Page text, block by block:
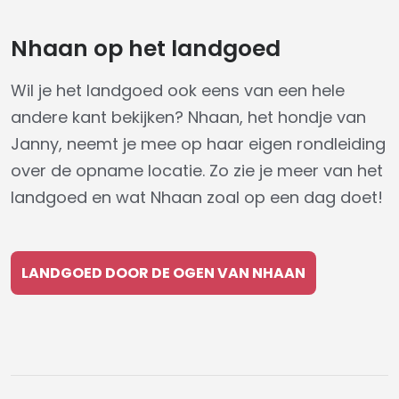
Nhaan op het landgoed
Wil je het landgoed ook eens van een hele
andere kant bekijken? Nhaan, het hondje van
Janny, neemt je mee op haar eigen rondleiding
over de opname locatie. Zo zie je meer van het
landgoed en wat Nhaan zoal op een dag doet!
LANDGOED DOOR DE OGEN VAN NHAAN